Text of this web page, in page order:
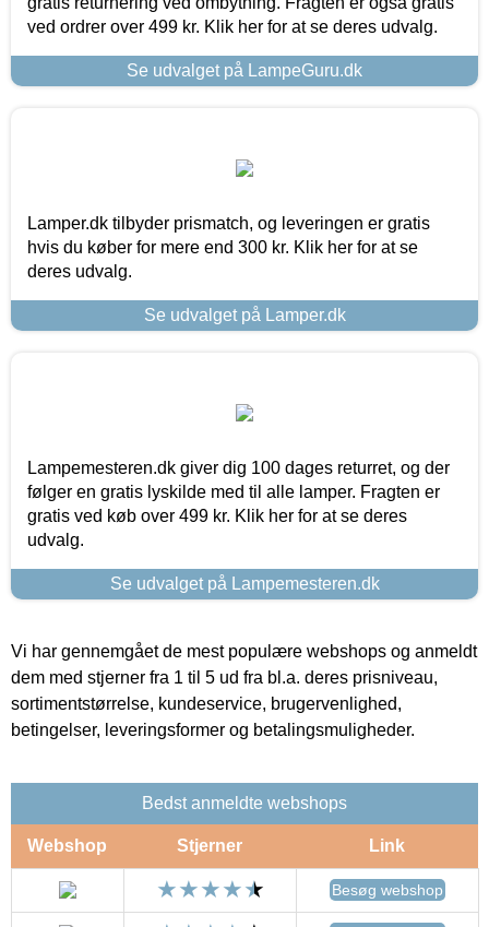
ved ordrer over 499 kr. Klik her for at se deres udvalg.
Se udvalget på LampeGuru.dk
Lamper.dk tilbyder prismatch, og leveringen er gratis
hvis du køber for mere end 300 kr. Klik her for at se
deres udvalg.
Se udvalget på Lamper.dk
Lampemesteren.dk giver dig 100 dages returret, og der
følger en gratis lyskilde med til alle lamper. Fragten er
gratis ved køb over 499 kr. Klik her for at se deres
udvalg.
Se udvalget på Lampemesteren.dk
Vi har gennemgået de mest populære webshops og anmeldt
dem med stjerner fra 1 til 5 ud fra bl.a. deres prisniveau,
sortimentstørrelse, kundeservice, brugervenlighed,
betingelser, leveringsformer og betalingsmuligheder.
Bedst anmeldte webshops
Webshop Stjerner Link
Besøg webshop